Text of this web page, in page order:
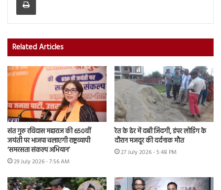
Related Articles
संत गुरु रविदास महाराज की 650वीं
जयंती पर भाजपा चलाएगी राष्ट्रव्यापी
‘समरसता संकल्प अभियान’
29 July 2026 - 7:56 AM
रेत के ढेर में दबी जिंदगी, डंपर लोडिंग के
दौरान मजदूर की दर्दनाक मौत
27 July 2026 - 5:48 PM